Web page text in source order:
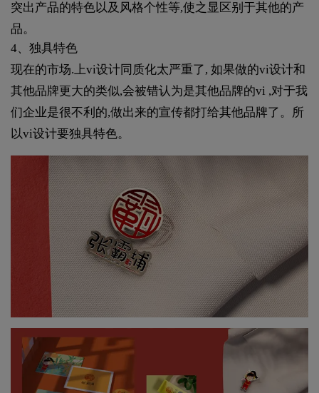
突出产品的特色以及风格个性等,使之显区别于其他的产
品。
4、独具特色
现在的市场.上vi设计同质化太严重了, 如果做的vi设计和
其他品牌更大的类似,会被错认为是其他品牌的vi ,对于我
们企业是很不利的,做出来的宣传都打给其他品牌了。所
以vi设计要独具特色。